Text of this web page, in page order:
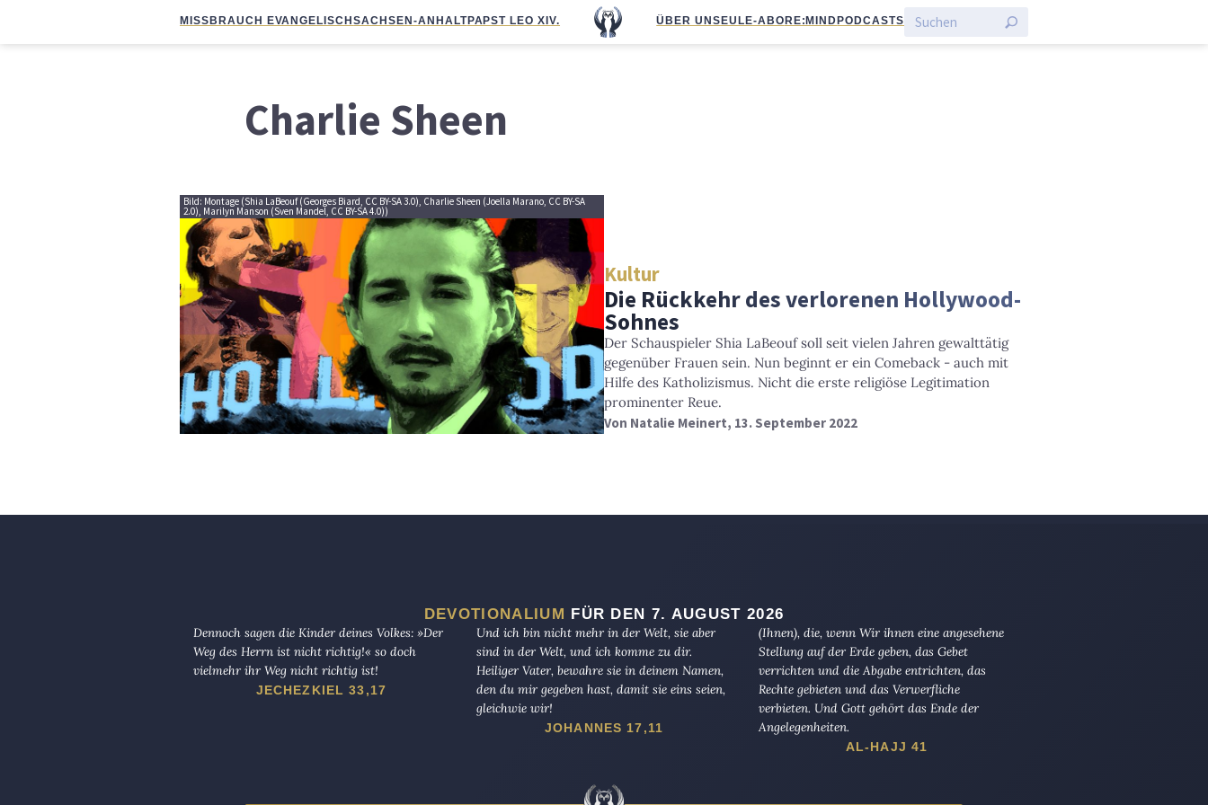
MISSBRAUCH EVANGELISCHSACHSEN-ANHALTPAPST LEO XIV. ÜBER UNS EULE-ABO RE:MIND PODCASTS
Charlie Sheen
Bild: Montage (Shia LaBeouf (Georges Biard, CC BY-SA 3.0), Charlie Sheen (Joella Marano, CC BY-SA
2.0), Marilyn Manson (Sven Mandel, CC BY-SA 4.0))
Kultur
Die Rückkehr des verlorenen Hollywood-
Sohnes
Der Schauspieler Shia LaBeouf soll seit vielen Jahren gewalttätig
gegenüber Frauen sein. Nun beginnt er ein Comeback - auch mit
Hilfe des Katholizismus. Nicht die erste religiöse Legitimation
prominenter Reue.
Von Natalie Meinert, 13. September 2022
DEVOTIONALIUM FÜR DEN 7. AUGUST 2026
Dennoch sagen die Kinder deines Volkes: »Der
Weg des Herrn ist nicht richtig!« so doch
vielmehr ihr Weg nicht richtig ist!
JECHEZKIEL 33,17
Und ich bin nicht mehr in der Welt, sie aber
sind in der Welt, und ich komme zu dir.
Heiliger Vater, bewahre sie in deinem Namen,
den du mir gegeben hast, damit sie eins seien,
gleichwie wir!
JOHANNES 17,11
(Ihnen), die, wenn Wir ihnen eine angesehene
Stellung auf der Erde geben, das Gebet
verrichten und die Abgabe entrichten, das
Rechte gebieten und das Verwerfliche
verbieten. Und Gott gehört das Ende der
Angelegenheiten.
AL-HAJJ 41